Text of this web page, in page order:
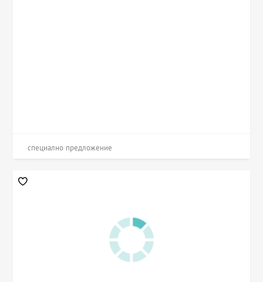
специално предложение